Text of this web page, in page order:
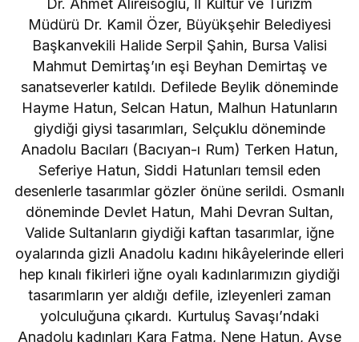
Dr. Ahmet Alireisoğlu, İl Kültür ve Turizm
Müdürü Dr. Kamil Özer, Büyükşehir Belediyesi
Başkanvekili Halide Serpil Şahin, Bursa Valisi
Mahmut Demirtaş’ın eşi Beyhan Demirtaş ve
sanatseverler katıldı. Defilede Beylik döneminde
Hayme Hatun, Selcan Hatun, Malhun Hatunların
giydiği giysi tasarımları, Selçuklu döneminde
Anadolu Bacıları (Bacıyan-ı Rum) Terken Hatun,
Seferiye Hatun, Siddi Hatunları temsil eden
desenlerle tasarımlar gözler önüne serildi. Osmanlı
döneminde Devlet Hatun, Mahi Devran Sultan,
Valide Sultanların giydiği kaftan tasarımlar, iğne
oyalarında gizli Anadolu kadını hikâyelerinde elleri
hep kınalı fikirleri iğne oyalı kadınlarımızın giydiği
tasarımların yer aldığı defile, izleyenleri zaman
yolculuğuna çıkardı. Kurtuluş Savaşı’ndaki
Anadolu kadınları Kara Fatma, Nene Hatun, Ayşe